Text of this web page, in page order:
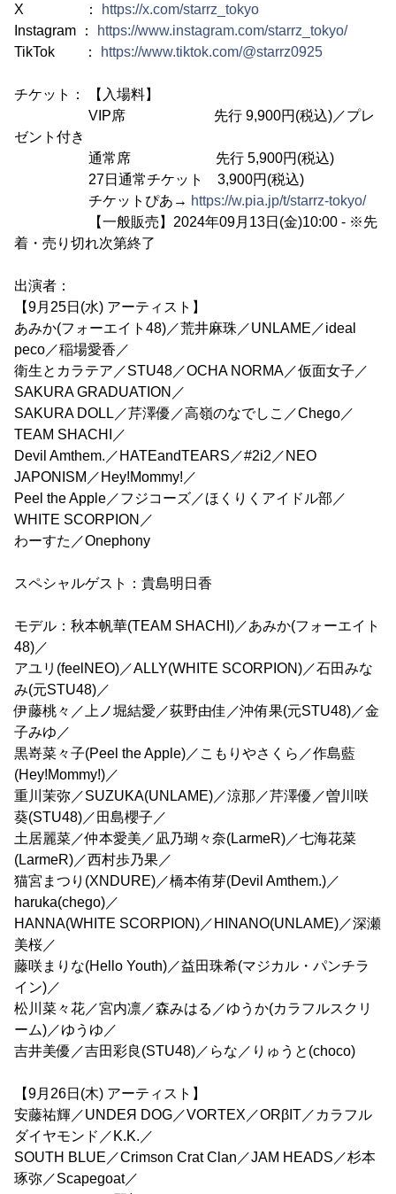
X ：
https://x.com/starrz_tokyo
Instagram ：
https://www.instagram.com/starrz_tokyo/
TikTok ：
https://www.tiktok.com/@starrz0925
チケット： 【入場料】
VIP席 先行 9,900円(税込)／プレ
ゼント付き
通常席 先行 5,900円(税込)
27日通常チケット 3,900円(税込)
チケットぴあ→ https://w.pia.jp/t/starrz-tokyo/
【一般販売】2024年09月13日(金)10:00 - ※先
着・売り切れ次第終了
出演者：
【9月25日(水) アーティスト】
あみか(フォーエイト48)／荒井麻珠／UNLAME／ideal
peco／稲場愛香／
衛生とカラテア／STU48／OCHA NORMA／仮面女子／
SAKURA GRADUATION／
SAKURA DOLL／芹澤優／高嶺のなでしこ／Chego／
TEAM SHACHI／
Devil Amthem.／HATEandTEARS／#2i2／NEO
JAPONISM／Hey!Mommy!／
Peel the Apple／フジコーズ／ほくりくアイドル部／
WHITE SCORPION／
わーすた／Onephony
スペシャルゲスト：貴島明日香
モデル：秋本帆華(TEAM SHACHI)／あみか(フォーエイト
48)／
アユリ(feelNEO)／ALLY(WHITE SCORPION)／石田みな
み(元STU48)／
伊藤桃々／上ノ堀結愛／荻野由佳／沖侑果(元STU48)／金
子みゆ／
黒嵜菜々子(Peel the Apple)／こもりやさくら／作島藍
(Hey!Mommy!)／
重川茉弥／SUZUKA(UNLAME)／涼那／芹澤優／曽川咲
葵(STU48)／田島櫻子／
土居麗菜／仲本愛美／凪乃瑚々奈(LarmeR)／七海花菜
(LarmeR)／西村歩乃果／
猫宮まつり(XNDURE)／橋本侑芽(Devil Amthem.)／
haruka(chego)／
HANNA(WHITE SCORPION)／HINANO(UNLAME)／深瀬
美桜／
藤咲まりな(Hello Youth)／益田珠希(マジカル・パンチラ
イン)／
松川菜々花／宮内凛／森みはる／ゆうか(カラフルスクリ
ーム)／ゆうゆ／
吉井美優／吉田彩良(STU48)／らな／りゅうと(choco)
【9月26日(木) アーティスト】
安藤祐輝／UNDEЯ DOG／VORTEX／ORβIT／カラフル
ダイヤモンド／K.K.／
SOUTH BLUE／Crimson Crat Clan／JAM HEADS／杉本
琢弥／Scapegoat／